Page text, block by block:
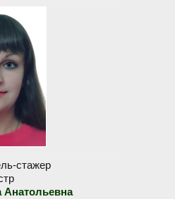
стажер